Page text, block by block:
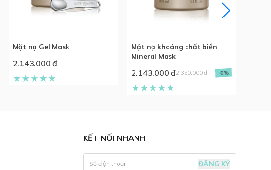
Mặt nạ Gel Mask
2.143.000 đ
Mặt nạ khoáng chất biển
Mineral Mask
2.143.000 đ2.350.000 đ -9%
KẾT NỐI NHANH
ĐĂNG KÝ